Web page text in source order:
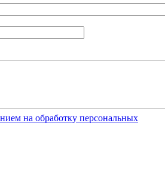
на обработку персональных